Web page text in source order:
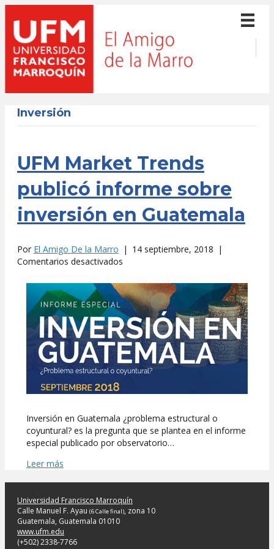
Inversión
UFM Market Trends
publicó informe sobre
inversión en Guatemala
Por El Amigo De la Marro | 14 septiembre, 2018 |
Comentarios desactivados
Market
Trends
publicó
informe
sobre
inversión
en
Guatemala
Inversión en Guatemala ¿problema estructural o
coyuntural? es la pregunta que se plantea en el informe
especial publicado por observatorio…
Leer más
Universidad Francisco Marroquín
Calle Manuel F. Ayau (6 Calle final), zona 10
Guatemala, Guatemala 01010
www.ufm.edu
(+502) 2338-7766